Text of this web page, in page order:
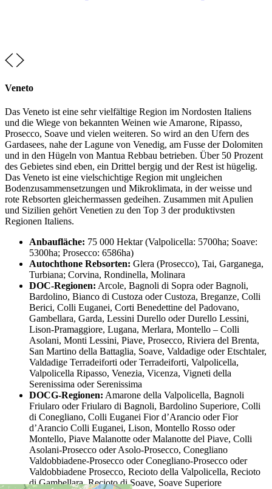
Veneto
Das Veneto ist eine sehr vielfältige Region im Nordosten Italiens
und die Wiege von bekannten Weinen wie Amarone, Ripasso,
Prosecco, Soave und vielen weiteren. So wird an den Ufern des
Gardasees, nahe der Lagune von Venedig, am Fusse der Dolomiten
und in den Hügeln von Mantua Rebbau betrieben. Über 50 Prozent
des Gebietes sind eben, ein Drittel bergig und der Rest ist hügelig.
Das Veneto ist eine vielschichtige Region mit ungleichen
Bodenzusammensetzungen und Mikroklimata, in der weisse und
rote Rebsorten gleichermassen gedeihen. Zusammen mit Apulien
und Sizilien gehört Venetien zu den Top 3 der produktivsten
Regionen Italiens.
Anbaufläche: 75 000 Hektar (Valpolicella: 5700ha; Soave:
5300ha; Prosecco: 6586ha)
Autochthone Rebsorten: Glera (Prosecco), Tai, Garganega,
Turbiana; Corvina, Rondinella, Molinara
DOC-Regionen: Arcole, Bagnoli di Sopra oder Bagnoli,
Bardolino, Bianco di Custoza oder Custoza, Breganze, Colli
Berici, Colli Euganei, Corti Benedettine del Padovano,
Gambellara, Garda, Lessini Durello oder Durello Lessini,
Lison-Pramaggiore, Lugana, Merlara, Montello – Colli
Asolani, Monti Lessini, Piave, Prosecco, Riviera del Brenta,
San Martino della Battaglia, Soave, Valdadige oder Etschtaler,
Valdadige Terradeiforti oder Terradeiforti, Valpolicella,
Valpolicella Ripasso, Venezia, Vicenza, Vigneti della
Serenissima oder Serenissima
DOCG-Regionen: Amarone della Valpolicella, Bagnoli
Friularo oder Friularo di Bagnoli, Bardolino Superiore, Colli
di Conegliano, Colli Euganei Fior d’Arancio oder Fior
d’Arancio Colli Euganei, Lison, Montello Rosso oder
Montello, Piave Malanotte oder Malanotte del Piave, Colli
Asolani-Prosecco oder Asolo-Prosecco, Conegliano
Valdobbiadene-Prosecco oder Conegliano-Prosecco oder
Valdobbiadene Prosecco, Recioto della Valpolicella, Recioto
di Gambellara, Recioto di Soave, Soave Superiore